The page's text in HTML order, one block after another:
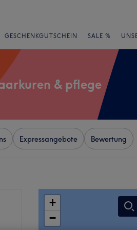
GESCHENKGUTSCHEIN SALE %
& pflege
Expressangebote Bewertung
+
−